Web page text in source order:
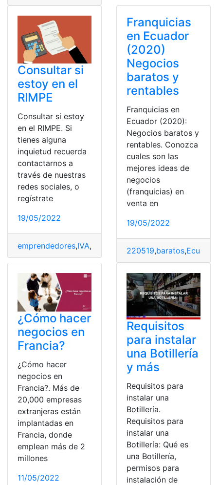
Consultar si
estoy en el
RIMPE
Consultar si estoy
en el RIMPE. Si
tienes alguna
inquietud recuerda
contactarnos a
través de nuestras
redes sociales, o
regístrate
19/05/2022
emprendedores,IVA, ,negocios populares
Franquicias
en Ecuador
(2020)
Negocios
baratos y
rentables
Franquicias en
Ecuador (2020):
Negocios baratos y
rentables. Conozca
cuales son las
mejores ideas de
negocios
(franquicias) en
venta en
19/05/2022
220519,baratos,Ecuador
¿Cómo hacer
negocios en
Francia?
¿Cómo hacer
negocios en
Francia?. Más de
20,000 empresas
extranjeras están
implantadas en
Francia, donde
emplean más de 2
millones
11/05/2022
Requisitos
para instalar
una Botillería
y más
Requisitos para
instalar una
Botillería.
Requisitos para
instalar una
Botillería: Qué es
una Botillería,
permisos para
instalación de